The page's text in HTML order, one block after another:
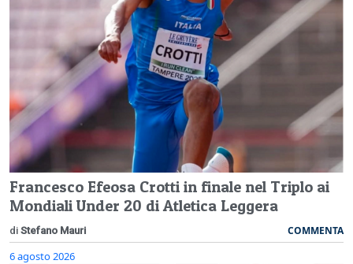
Francesco Efeosa Crotti in finale nel Triplo ai
Mondiali Under 20 di Atletica Leggera
di Stefano Mauri COMMENTA
6 agosto 2026